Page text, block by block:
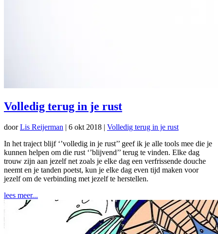
Volledig terug in je rust
doorLis Reijerman | 6 okt 2018 | Volledig terug in je rust
In het traject blijf ‘’volledig in je rust’’ geef ik je alle tools mee die je
kunnen helpen om die rust ‘’blijvend’’ terug te vinden. Elke dag
trouw zijn aan jezelf net zoals je elke dag een verfrissende douche
neemt en je tanden poetst, kun je elke dag even tijd maken voor
jezelf om de verbinding met jezelf te herstellen.
lees meer...